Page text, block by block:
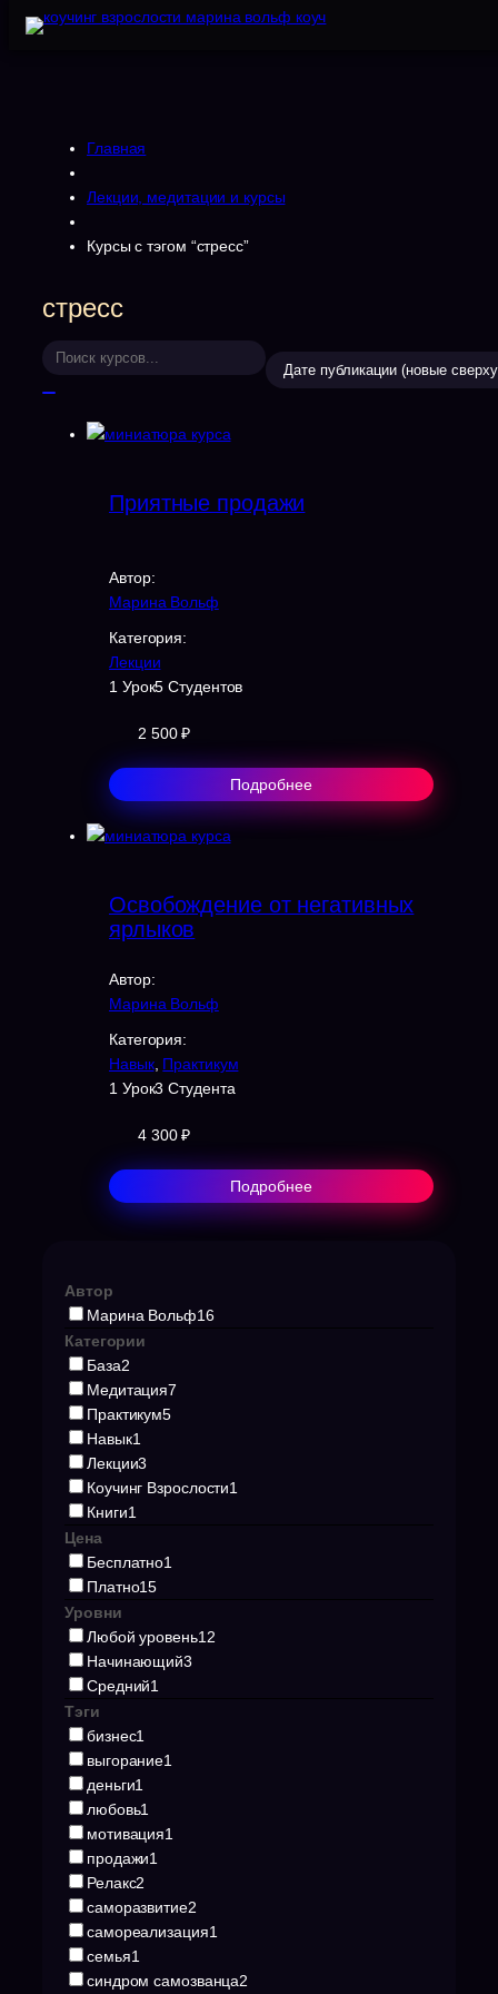
Главная
Лекции, медитации и курсы
Курсы с тэгом “стресс”
стресс
Приятные продажи
Автор:
Марина Вольф
Категория:
Лекции
1 Урок5 Студентов
2 500 ₽
Подробнее
Освобождение от негативных
ярлыков
Автор:
Марина Вольф
Категория:
Навык, Практикум
1 Урок3 Студента
4 300 ₽
Подробнее
Автор
Марина Вольф16
Категории
База2
Медитация7
Практикум5
Навык1
Лекции3
Коучинг Взрослости1
Книги1
Цена
Бесплатно1
Платно15
Уровни
Любой уровень12
Начинающий3
Средний1
Тэги
бизнес1
выгорание1
деньги1
любовь1
мотивация1
продажи1
Релакс2
саморазвитие2
самореализация1
семья1
синдром самозванца2